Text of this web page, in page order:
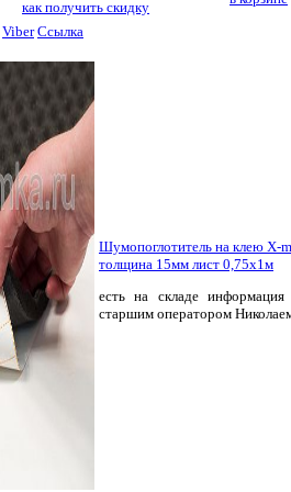
как получить скидку
Viber Ссылка
Шумопоглотитель на клею X-
толщина 15мм лист 0,75х1м
есть на складе информация
старшим оператором